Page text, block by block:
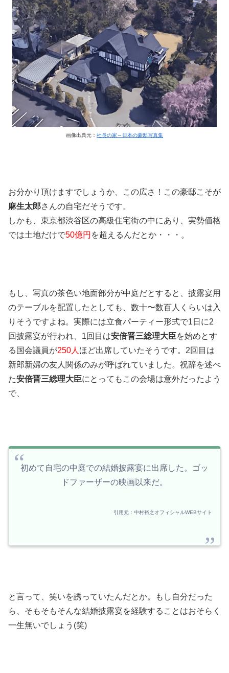
画像出典元： 社長の家～日本の豪邸写真集
お分かり頂けますでしょうか、この広さ！この豪邸こそが
麻生太郎さんの自宅だそうです。
しかも、東京都渋谷区の高級住宅街の中にあり、実勢価格
では土地だけで50億円 を超えるんだとか・・・。
もし、写真の茶色い地面部分が中庭だとすると、披露宴用
のテーブルを配置したとしても、数十〜数百人くらいは入
りそうですよね。実際には立食パーティー形式で1日に2
回披露宴が行われ、1回目は安倍晋三総理大臣を始めとす
る国会議員が250人 ほど出席していたそうです。2回目は
新郎新婦の友人関係のみが呼ばれていました。祝辞を述べ
た安倍晋三総理大臣にとってもこの会場は意外だったよう
で、
初めて自宅の中庭での結婚披露宴に出席した。ゴッ
ドファーザーの映画以来だ。
引用元：中村裕之オフィシャルWEBサイト
と言って、笑いを誘っていたんだとか。もし自分だった
ら、そもそもそんな結婚披露宴を経験することはおそらく
一生無いでしょう(笑)